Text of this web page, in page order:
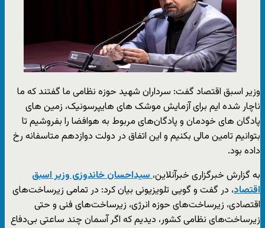
وزیر اسبق اقتصاد گفت: سرداران شهید حوزه نظامی ما گفتند که ما
ناچار شده ایم برای آزمایش موشک های هایپرسونیک، زمین های
پادگان های خودمان و پادگان‌های مربوط به هوافضا را بفروشیم تا
بتوانیم تامین مالی بکنیم و این اتفاق در دولت دوازدهم متاسفانه رخ
داده بود.
به گزارش خبرگزاری خبرآنلاین،سیداحسان خاندوزی وزیر اسبق
اقتصاد، در گفت و گویی تلویزیونی بیان کرد: در تمامی زیرساخت‌های
اقتصادی، زیرساخت‌های حوزه انرژی، زیرساخت‌های فنی و حتی
زیرساخت‌های نظامی کشور، دیدیم که اگر آسمان چند ساعتی بی‌دفاع